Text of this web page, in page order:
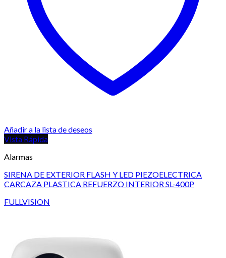
Añadir a la lista de deseos
Vista Rápida
Alarmas
SIRENA DE EXTERIOR FLASH Y LED PIEZOELECTRICA
CARCAZA PLASTICA REFUERZO INTERIOR SL-400P
FULLVISION